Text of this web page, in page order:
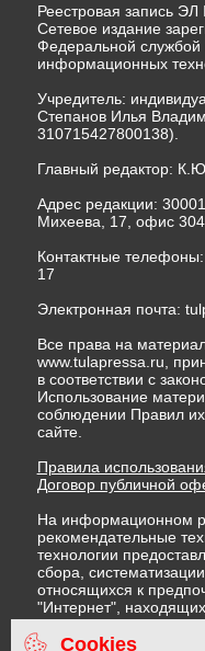
Реестровая запись
Сетевое издание
Федеральной службой
информационных
Учредитель:
Степанов Илья
310715427800138).
Главный редактор:
Адрес редакции:
Михеева, 17, офис 304.
Контактные
17
Электронная почта:
Все права на
www.tulapressa.ru,
в соответствии с
Использование
соблюдении Правил
сайте.
Правила
Договор публичной
На информационном
рекомендательные
технологии
сбора,
относящихся к
"Интернет",
Федерации)
Правила применения
Cookies